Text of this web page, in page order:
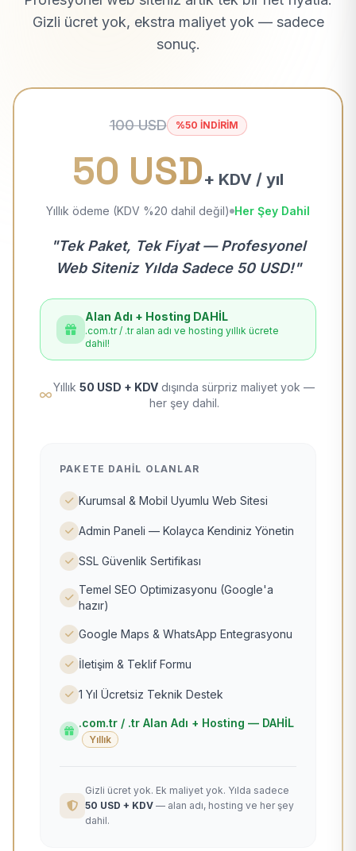
Gizli ücret yok, ekstra maliyet yok — sadece
sonuç.
100 USD %50 İNDİRİM
50 USD+ KDV / yıl
Yıllık ödeme (KDV %20 dahil değil) Her Şey Dahil
"Tek Paket, Tek Fiyat — Profesyonel
Web Siteniz Yılda Sadece 50 USD!"
Alan Adı + Hosting DAHİL
.com.tr / .tr alan adı ve hosting yıllık ücrete
dahil!
Yıllık 50 USD + KDV dışında sürpriz maliyet yok —
her şey dahil.
PAKETE DAHIL OLANLAR
Kurumsal & Mobil Uyumlu Web Sitesi
Admin Paneli — Kolayca Kendiniz Yönetin
SSL Güvenlik Sertifikası
Temel SEO Optimizasyonu (Google'a
hazır)
Google Maps & WhatsApp Entegrasyonu
İletişim & Teklif Formu
1 Yıl Ücretsiz Teknik Destek
.com.tr / .tr Alan Adı + Hosting — DAHİL
Yıllık
Gizli ücret yok. Ek maliyet yok. Yılda sadece
50 USD + KDV — alan adı, hosting ve her şey
dahil.